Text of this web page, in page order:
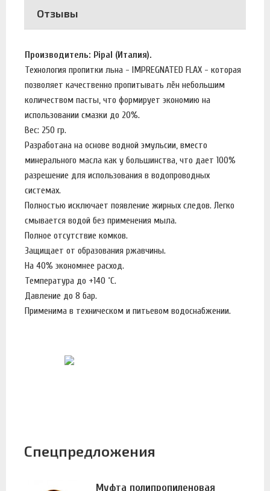
Отзывы
Производитель: Pipal (Италия).
Технология пропитки льна - IMPREGNATED FLAX - которая
позволяет качественно пропитывать лён небольшим
количеством пасты, что формирует экономию на
использовании смазки до 20%.
Вес: 250 гр.
Разработана на основе водной эмульсии, вместо
минерального масла как у большинства, что дает 100%
разрешение для использования в водопроводных
системах.
Полностью исключает появление жирных следов. Легко
смывается водой без применения мыла.
Полное отсутствие комков.
Защищает от образования ржавчины.
На 40% экономнее расход.
Температура до +140 ˚C.
Давление до 8 бар.
Применима в техническом и питьевом водоснабжении.
Спецпредложения
Муфта полипропиленовая